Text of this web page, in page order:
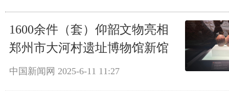
1600余件（套）仰韶文物亮相
郑州市大河村遗址博物馆新馆
中国新闻网 2025-6-11 11:27